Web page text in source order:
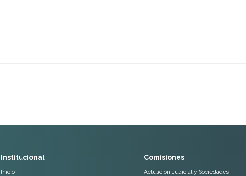
Institucional
Inicio
Comisiones
Actuación Judicial y Sociedades